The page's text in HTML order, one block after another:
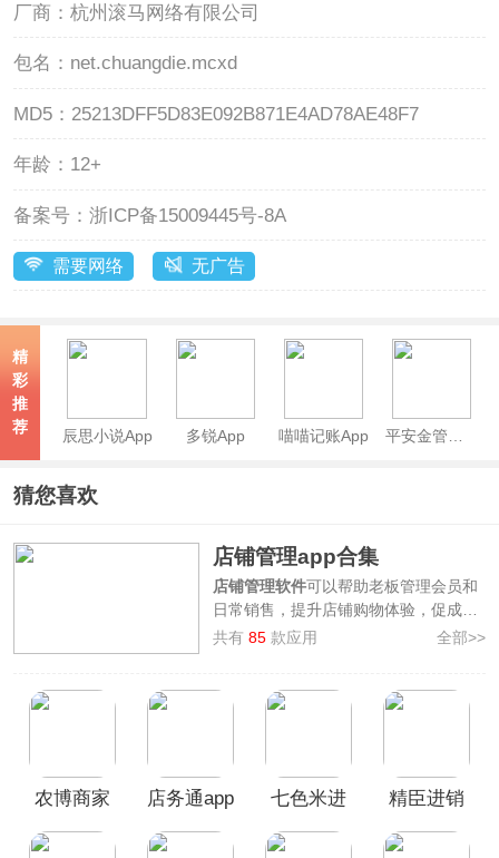
厂商： 杭州滚马网络有限公司
包名： net.chuangdie.mcxd
MD5： 25213DFF5D83E092B871E4AD78AE48F7
年龄： 12+
备案号： 浙ICP备15009445号-8A
需要网络 无广告
精
彩
推
荐
辰思小说App 多锐App 喵喵记账App
猜您喜欢
店铺管理app合集
店铺管理软件可以帮助老板管理会员和
日常销售，提升店铺购物体验，促成会
员反复消费，同时对经营数据进行分
铺，提高收银效率以及顾客体验，许多
为此，本站为广大商家整理了店铺管理
app合集，提供了如多客、乐檬零售、
管理软件，合集内软件功能丰富多样，
共有85 款应用 全部>>
农博商家
店务通app
七色米进
精臣进销